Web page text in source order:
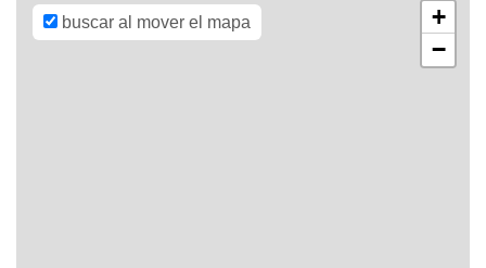
buscar al mover el mapa
+
−